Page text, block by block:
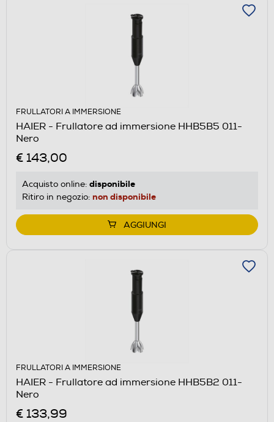
FRULLATORI A IMMERSIONE
HAIER - Frullatore ad immersione HHB5B5 011-
Nero
€ 143,00
Acquisto online: disponibile
Ritiro in negozio: non disponibile
AGGIUNGI
FRULLATORI A IMMERSIONE
HAIER - Frullatore ad immersione HHB5B2 011-
Nero
€ 133,99